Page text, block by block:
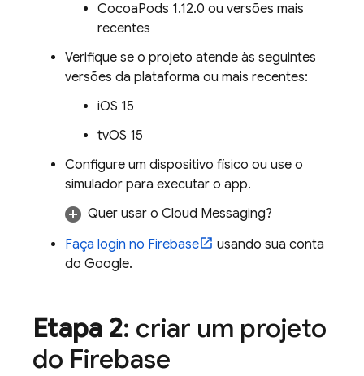
CocoaPods 1.12.0 ou versões mais
recentes
Verifique se o projeto atende às seguintes
versões da plataforma ou mais recentes:
iOS 15
tvOS 15
Configure um dispositivo físico ou use o
simulador para executar o app.
Quer usar o Cloud Messaging?
Faça login no Firebase
usando sua conta
do Google.
Etapa 2: criar um projeto
do Firebase